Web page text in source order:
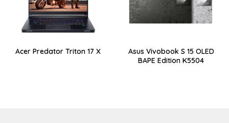
Acer Predator Triton 17 X
Asus Vivobook S 15 OLED
BAPE Edition K5504